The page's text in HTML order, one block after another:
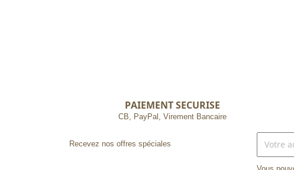
PAIEMENT SECURISE
CB, PayPal, Virement Bancaire
Recevez nos offres spéciales